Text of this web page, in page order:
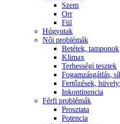
Szem
Orr
Fül
Húgyutak
Női problémák
Betétek, tamponok
Klimax
Terhességi tesztek
Fogamzásgátlás,
Fertőzések,
Inkontinencia
Férfi problémák
Prosztata
Potencia